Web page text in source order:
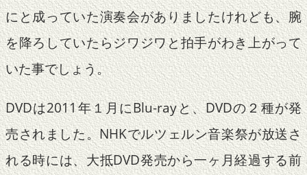
にと成っていた演奏会がありましたけれども、腕
を降ろしていたらジワジワと拍手がわき上がって
いた事でしょう。
DVDは2011年１月にBlu-rayと、DVDの２種が発
売されました。NHKでルツェルン音楽祭が放送さ
れる時には、大抵DVD発売から一ヶ月経過する前